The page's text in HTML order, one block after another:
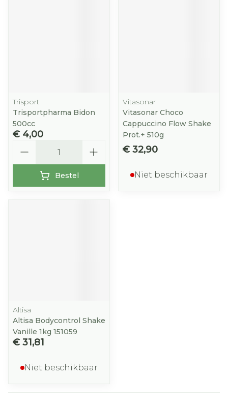
Trisport
Trisportpharma Bidon
500cc
€ 4,00
Bestel
Vitasonar
Vitasonar Choco
Cappuccino Flow Shake
Prot.+ 510g
€ 32,90
Niet beschikbaar
Altisa
Altisa Bodycontrol Shake
Vanille 1kg 151059
€ 31,81
Niet beschikbaar